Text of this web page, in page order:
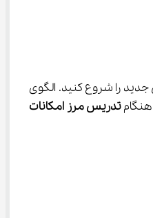
بپردازید و سپس خواندن درس جدید را شروع کنید. الگوی
تدریس مرز امکانات